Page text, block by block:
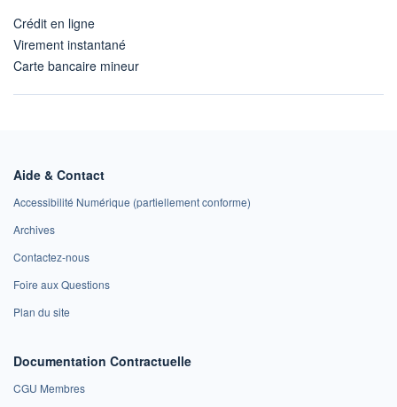
Crédit en ligne
Virement instantané
Carte bancaire mineur
Aide & Contact
Accessibilité Numérique (partiellement conforme)
Archives
Contactez-nous
Foire aux Questions
Plan du site
Documentation Contractuelle
CGU Membres